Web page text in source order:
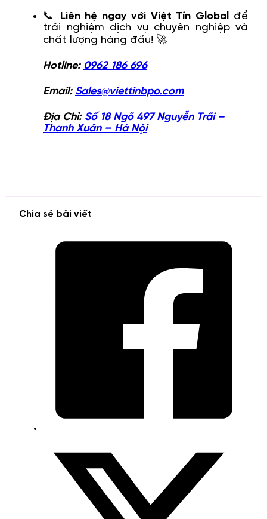
📞 Liên hệ ngay với Việt Tín Global để
trải nghiệm dịch vụ chuyên nghiệp và
chất lượng hàng đầu! 🚀
Hotline: 0962 186 696
Email: Sales@viettinbpo.com
Địa Chỉ: Số 18 Ngõ 497 Nguyễn Trãi –
Thanh Xuân – Hà Nội
Chia sẻ bài viết